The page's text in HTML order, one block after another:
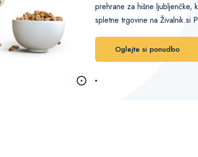
prehrane za hišne ljubljenčke,
spletne trgovine na Živalnik.si
Oglejte si ponudbo